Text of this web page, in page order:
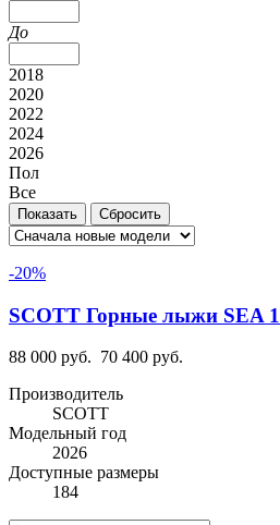
До
2018
2020
2022
2024
2026
Пол
Все
-20%
SCOTT Горные лыжи SEA
88 000 руб. 70 400 руб.
Производитель
SCOTT
Модельный год
2026
Доступные размеры
184